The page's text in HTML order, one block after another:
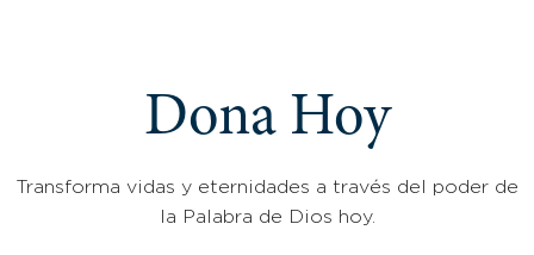
Dona Hoy
Transforma vidas y eternidades a través del poder de
la Palabra de Dios hoy.